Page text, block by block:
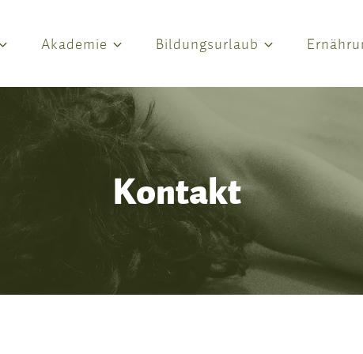
Akademie Bildungsurlaub
Kontakt